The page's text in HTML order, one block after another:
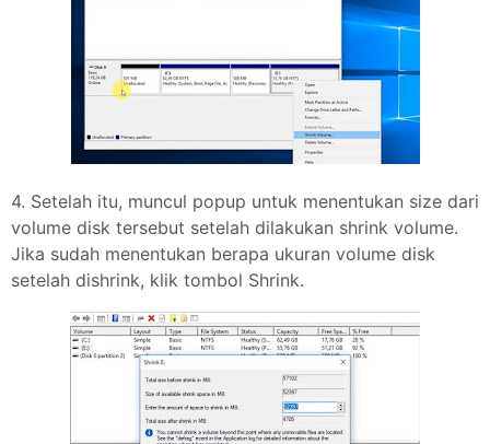
4. Setelah itu, muncul popup untuk menentukan size dari
volume disk tersebut setelah dilakukan shrink volume.
Jika sudah menentukan berapa ukuran volume disk
setelah dishrink, klik tombol Shrink.